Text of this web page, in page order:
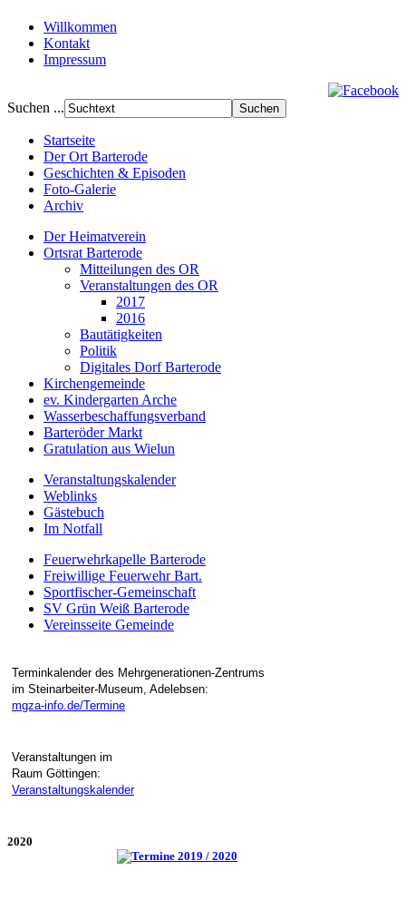
Willkommen
Kontakt
Impressum
Suchen ...
Startseite
Der Ort Barterode
Geschichten & Episoden
Foto-Galerie
Archiv
Der Heimatverein
Ortsrat Barterode
Mitteilungen des OR
Veranstaltungen des OR
2017
2016
Bautätigkeiten
Politik
Digitales Dorf Barterode
Kirchengemeinde
ev. Kindergarten Arche
Wasserbeschaffungsverband
Barteröder Markt
Gratulation aus Wielun
Veranstaltungskalender
Weblinks
Gästebuch
Im Notfall
Feuerwehrkapelle Barterode
Freiwillige Feuerwehr Bart.
Sportfischer-Gemeinschaft
SV Grün Weiß Barterode
Vereinsseite Gemeinde
Terminkalender des Mehrgenerationen-Zentrums
im Steinarbeiter-Museum, Adelebsen:
mgza-info.de/Termine
Veranstaltungen im
Raum Göttingen:
Veranstaltungskalender
2020